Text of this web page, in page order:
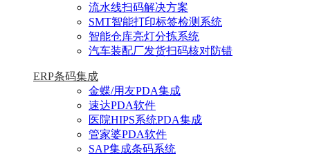
流水线扫码解决方案
SMT智能打印标签检测系统
智能仓库亮灯分拣系统
汽车装配厂发货扫码核对防错
ERP条码集成
金蝶/用友PDA集成
速达PDA软件
医院HIPS系统PDA集成
管家婆PDA软件
SAP集成条码系统